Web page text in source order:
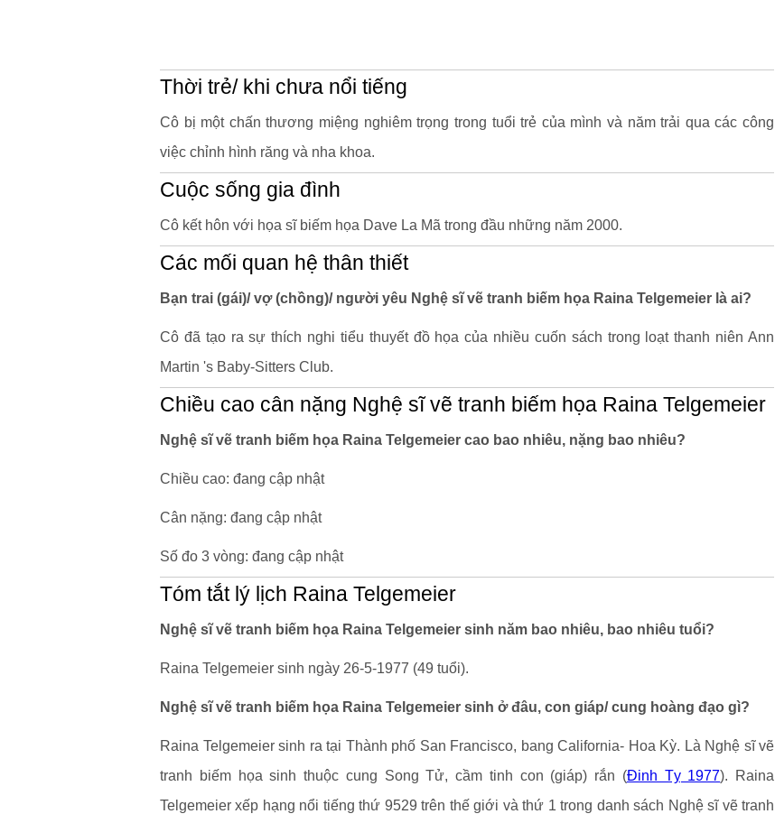
Thời trẻ/ khi chưa nổi tiếng
Cô bị một chấn thương miệng nghiêm trọng trong tuổi trẻ của mình và năm trải qua các công
việc chỉnh hình răng và nha khoa.
Cuộc sống gia đình
Cô kết hôn với họa sĩ biếm họa Dave La Mã trong đầu những năm 2000.
Các mối quan hệ thân thiết
Bạn trai (gái)/ vợ (chồng)/ người yêu Nghệ sĩ vẽ tranh biếm họa Raina Telgemeier là ai?
Cô đã tạo ra sự thích nghi tiểu thuyết đồ họa của nhiều cuốn sách trong loạt thanh niên Ann
Martin 's Baby-Sitters Club.
Chiều cao cân nặng Nghệ sĩ vẽ tranh biếm họa Raina Telgemeier
Nghệ sĩ vẽ tranh biếm họa Raina Telgemeier cao bao nhiêu, nặng bao nhiêu?
Chiều cao: đang cập nhật
Cân nặng: đang cập nhật
Số đo 3 vòng: đang cập nhật
Tóm tắt lý lịch Raina Telgemeier
Nghệ sĩ vẽ tranh biếm họa Raina Telgemeier sinh năm bao nhiêu, bao nhiêu tuổi?
Raina Telgemeier sinh ngày 26-5-1977 (49 tuổi).
Nghệ sĩ vẽ tranh biếm họa Raina Telgemeier sinh ở đâu, con giáp/ cung hoàng đạo gì?
Raina Telgemeier sinh ra tại Thành phố San Francisco, bang California- Hoa Kỳ. Là Nghệ sĩ vẽ
tranh biếm họa sinh thuộc cung Song Tử, cầm tinh con (giáp) rắn (Đinh Tỵ 1977). Raina
Telgemeier xếp hạng nổi tiếng thứ 9529 trên thế giới và thứ 1 trong danh sách Nghệ sĩ vẽ tranh